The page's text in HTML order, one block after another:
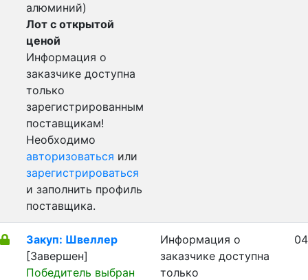
алюминий)
Лот с открытой
ценой
Информация о
заказчике доступна
только
зарегистрированным
поставщикам!
Необходимо
авторизоваться или
зарегистрироваться
и заполнить профиль
поставщика.
Закуп: Швеллер
[Завершен]
Победитель выбран
Информация о
заказчике доступна
только